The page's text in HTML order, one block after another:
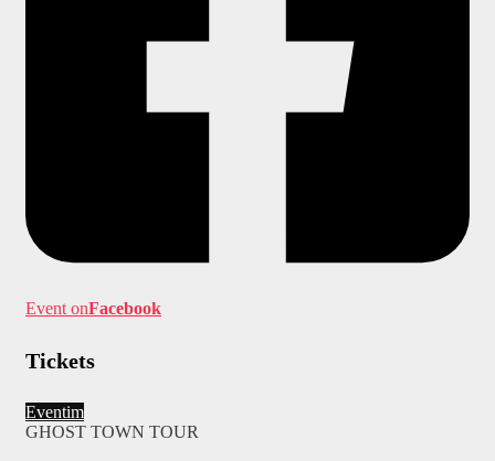
Event onFacebook
Tickets
Eventim
GHOST TOWN TOUR